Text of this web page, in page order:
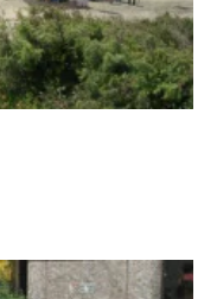
RIFORMA DEL